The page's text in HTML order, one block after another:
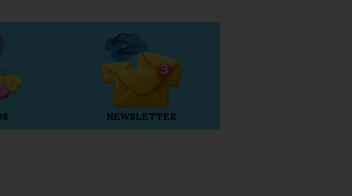
NEWSLETTER